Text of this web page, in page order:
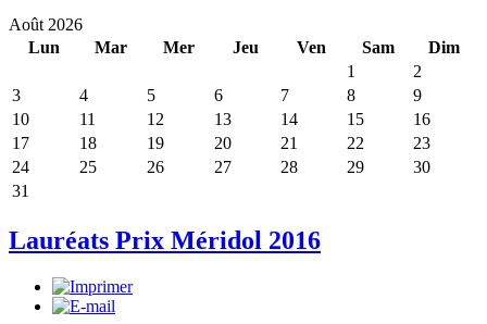
Août 2026
Lun
Mar Mer Jeu Ven Sam
Dim
1
2
3
4 5 6 7 8
9
10
11 12 13 14 15
16
17
18 19 20 21 22
23
24
25 26 27 28 29
30
31
Lauréats Prix Méridol 2016